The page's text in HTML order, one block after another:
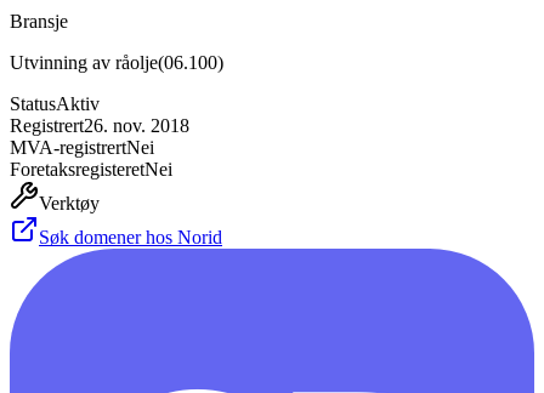
Bransje
Utvinning av råolje(06.100)
StatusAktiv
Registrert26. nov. 2018
MVA-registrertNei
ForetaksregisteretNei
Verktøy
Søk domener hos Norid